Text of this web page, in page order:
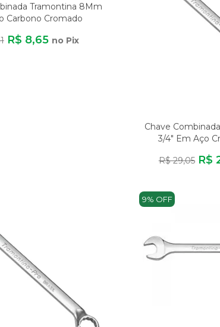
Tramontina 8Mm
Carbono Cromado
R$ 8,65 no Pix
Chave
3/4" Em Aço
R$ 29,05 R$
9% OFF